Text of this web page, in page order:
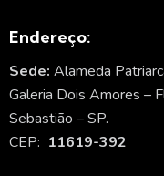
Endereço:
Sede: Alameda
Galeria Dois Amores –
Sebastião – SP.
CEP: 11619-392